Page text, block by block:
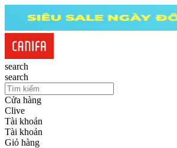
search
search
Cửa hàng
Clive
Tài khoản
Tài khoản
Giỏ hàng